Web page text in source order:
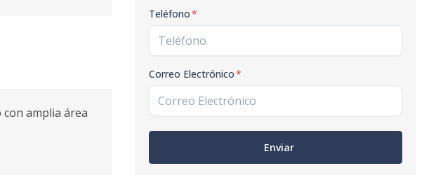
amplia área
Teléfono*
Correo Electrónico*
Enviar